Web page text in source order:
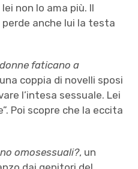
non lo ama più. Il
anche lui la testa
faticano a
coppia di novelli sposi
l’intesa sessuale. Lei
Poi scopre che la eccita
omosessuali?, un